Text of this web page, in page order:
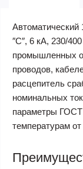
″C″, 6 кА, 230/
промышленных
проводов,
расцепитель
номинальных
параметры ГОСТ
температурам